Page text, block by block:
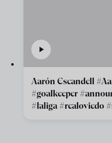
Aarón Escandell
#goalkeeper
#laliga #realoviedo